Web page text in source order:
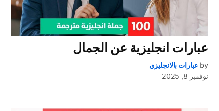
عبارات انجليزية عن الجمال
by عبارات بالانجليزي
نوفمبر 8, 2025